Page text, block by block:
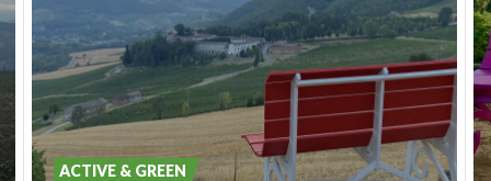
ACTIVE & GREEN